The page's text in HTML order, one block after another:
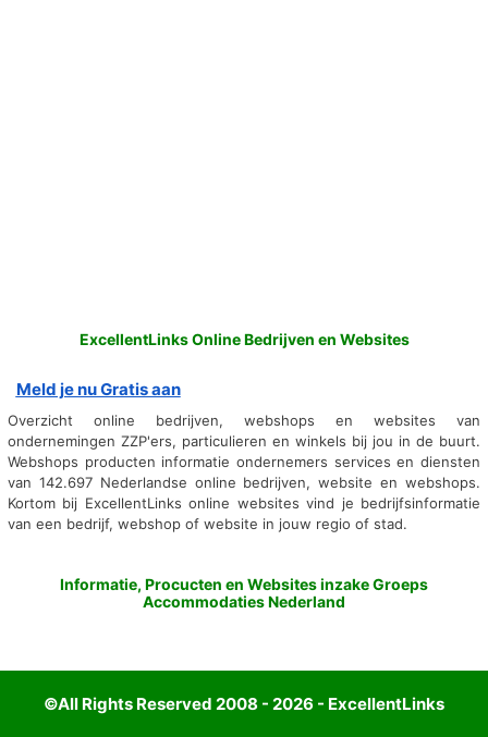
ExcellentLinks Online Bedrijven en Websites
Meld je nu Gratis aan
Overzicht online bedrijven, webshops en websites van
ondernemingen ZZP'ers, particulieren en winkels bij jou in de buurt.
Webshops producten informatie ondernemers services en diensten
van 142.697 Nederlandse online bedrijven, website en webshops.
Kortom bij ExcellentLinks online websites vind je bedrijfsinformatie
van een bedrijf, webshop of website in jouw regio of stad.
Informatie, Procucten en Websites inzake Groeps
Accommodaties Nederland
©All Rights Reserved 2008 - 2026 - ExcellentLinks